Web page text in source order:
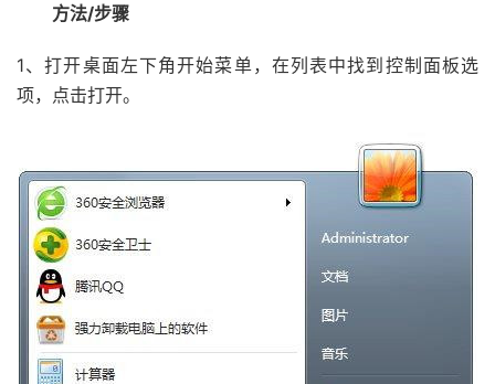
方法/步骤
1、打开桌面左下角开始菜单，在列表中找到控制面板选
项，点击打开。